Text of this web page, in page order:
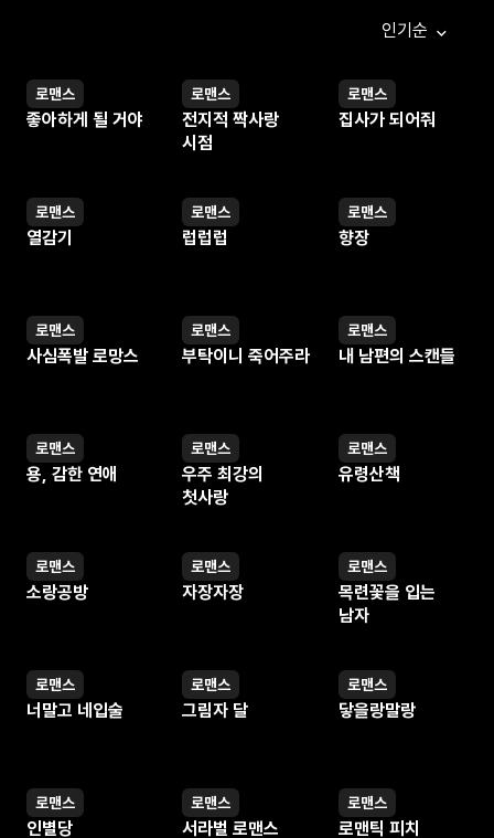
인기순
웹툰
로맨스
좋아하게 될 거야
웹툰
로맨스
전지적 짝사랑
시점
웹툰
로맨스
집사가 되어줘
웹툰
로맨스
열감기
웹툰
로맨스
럽럽럽
웹툰
로맨스
향장
웹툰
로맨스
사심폭발 로망스
웹툰
로맨스
부탁이니 죽어주라
웹툰
로맨스
내 남편의 스캔들
웹툰
로맨스
용, 감한 연애
웹툰
로맨스
우주 최강의
첫사랑
웹툰
로맨스
유령산책
웹툰
로맨스
소랑공방
웹툰
로맨스
자장자장
웹툰
로맨스
목련꽃을 입는
남자
웹툰
로맨스
너말고 네입술
웹툰
로맨스
그림자 달
웹툰
로맨스
닿을랑말랑
웹툰
로맨스
인별당
웹툰
로맨스
서라벌 로맨스
웹툰
로맨스
로맨틱 피치